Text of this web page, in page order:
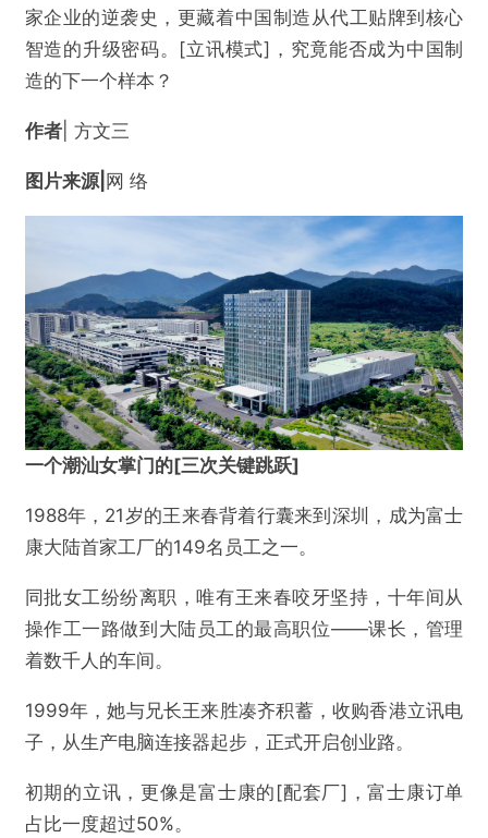
家企业的逆袭史，更藏着中国制造从代工贴牌到核心
智造的升级密码。[立讯模式]，究竟能否成为中国制
造的下一个样本？
作者| 方文三
图片来源| 网 络
一个潮汕女掌门的[三次关键跳跃]
1988年，21岁的王来春背着行囊来到深圳，成为富士
康大陆首家工厂的149名员工之一。
同批女工纷纷离职，唯有王来春咬牙坚持，十年间从
操作工一路做到大陆员工的最高职位——课长，管理
着数千人的车间。
1999年，她与兄长王来胜凑齐积蓄，收购香港立讯电
子，从生产电脑连接器起步，正式开启创业路。
初期的立讯，更像是富士康的[配套厂]，富士康订单
占比一度超过50%。